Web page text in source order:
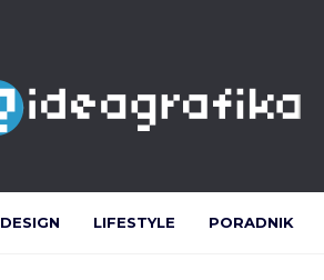
DESIGN LIFESTYLE PORADNIK